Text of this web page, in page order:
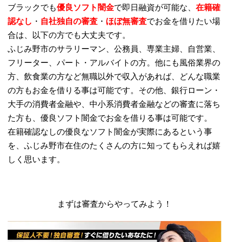
ブラックでも優良ソフト闇金で即日融資が可能な、 在籍確
認なし ・ 自社独自の審査 ・ ほぼ無審査でお金を借りたい場
合は、以下の方でも大丈夫です。
ふじみ野市のサラリーマン、公務員、専業主婦、自営業、
フリーター、パート・アルバイトの方。他にも風俗業界の
方、飲食業の方など無職以外で収入があれば、どんな職業
の方もお金を借りる事は可能です。その他、銀行ローン・
大手の消費者金融や、中小系消費者金融などの審査に落ち
た方も、優良ソフト闇金でお金を借りる事は可能です。
在籍確認なしの優良なソフト闇金が実際にあるという事
を、ふじみ野市在住のたくさんの方に知ってもらえれば嬉
しく思います。
まずは審査からやってみよう！